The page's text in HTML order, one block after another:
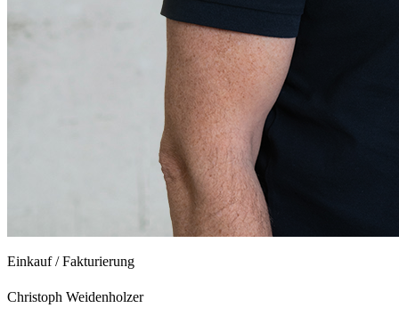
Einkauf / Fakturierung
Christoph Weidenholzer